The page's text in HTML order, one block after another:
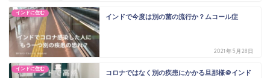
インドに住む
インドで今度は別の菌の流行か？ムコール症
2021年5月28日
インドに住む
コロナではなく別の疾患にかかる旦那様＠インド